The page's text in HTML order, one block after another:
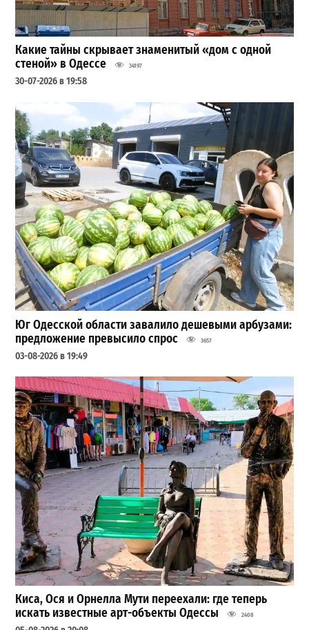
Какие тайны скрывает знаменитый «дом с одной
стеной» в Одессе
34197
30-07-2026 в 19:58
Юг Одесской области завалило дешевыми арбузами:
предложение превысило спрос
3657
03-08-2026 в 19:49
Киса, Ося и Орнелла Мути переехали: где теперь
искать известные арт-объекты Одессы
2408